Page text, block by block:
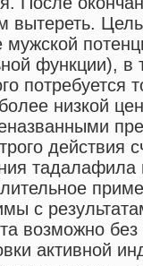
вытереть.
мужской
функции), в
потребуется
низкой
действия
тадалафила
с
возможно без
активной